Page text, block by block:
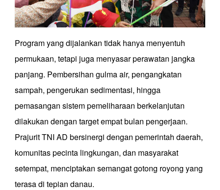
Program yang dijalankan tidak hanya menyentuh
permukaan, tetapi juga menyasar perawatan jangka
panjang. Pembersihan gulma air, pengangkatan
sampah, pengerukan sedimentasi, hingga
pemasangan sistem pemeliharaan berkelanjutan
dilakukan dengan target empat bulan pengerjaan.
Prajurit TNI AD bersinergi dengan pemerintah daerah,
komunitas pecinta lingkungan, dan masyarakat
setempat, menciptakan semangat gotong royong yang
terasa di tepian danau.